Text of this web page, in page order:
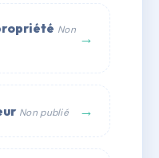
Non →
Non publié →